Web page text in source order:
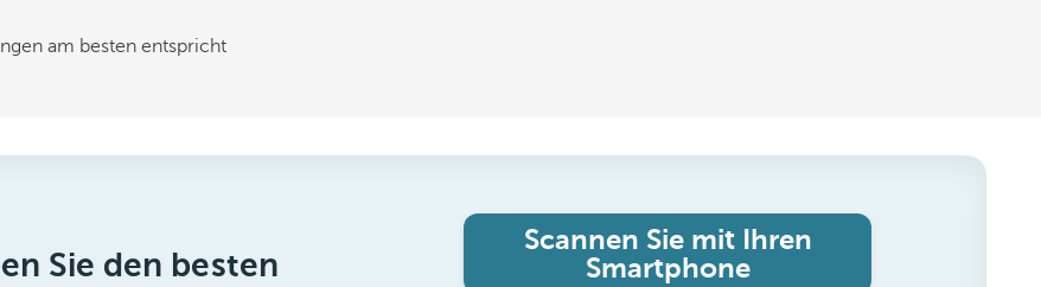
am besten entspricht
Sie den besten
Scannen Sie mit Ihren
Smartphone